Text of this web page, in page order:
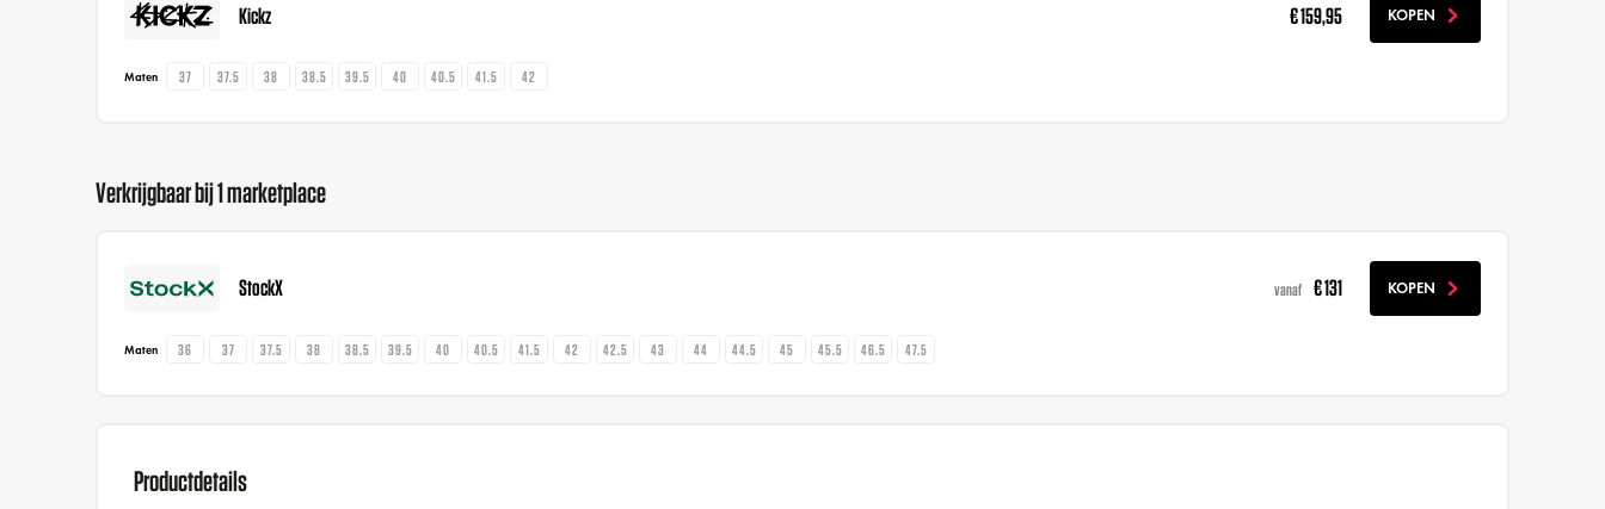
Kickz € 159,95 KOPEN
Maten 37 37.5 38 38.5 39.5 40 40.5 41.5 42
Verkrijgbaar bij 1 marketplace
StockX vanaf € 131 KOPEN
Maten 36 37 37.5 38 38.5 39.5 40 40.5 41.5 42 42.5 43 44 44.5 45 45.5 46.5 47.5
Productdetails